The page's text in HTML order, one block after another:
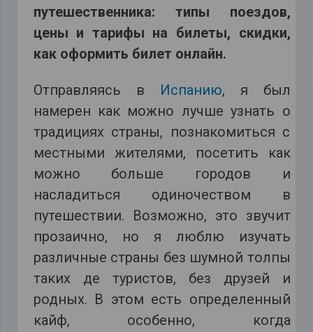
путешественника: типы поездов,
цены и тарифы на билеты, скидки,
как оформить билет онлайн.
Отправляясь в Испанию, я был
намерен как можно лучше узнать о
традициях страны, познакомиться с
местными жителями, посетить как
можно больше городов и
насладиться одиночеством в
путешествии. Возможно, это звучит
прозаично, но я люблю изучать
различные страны без шумной толпы
таких де туристов, без друзей и
родных. В этом есть определенный
кайф, особенно, когда